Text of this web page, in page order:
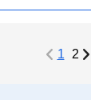
1 2